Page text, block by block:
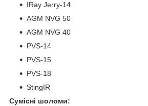
IRay Jerry-14
AGM NVG 50
AGM NVG 40
PVS-14
PVS-15
PVS-18
StingIR
Сумісні шоломи: